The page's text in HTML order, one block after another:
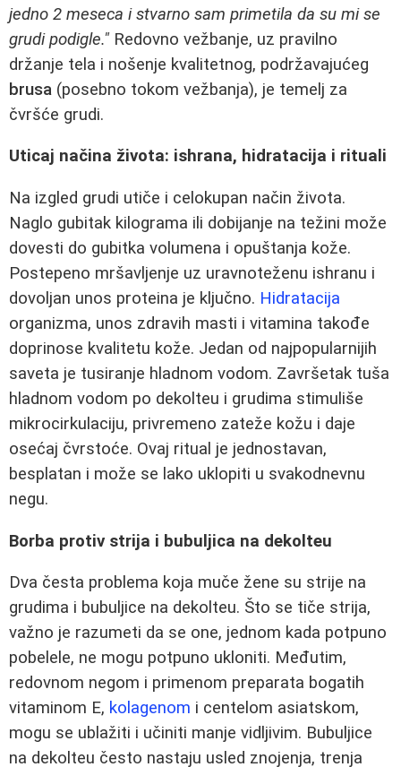
jedno 2 meseca i stvarno sam primetila da su mi se
grudi podigle." Redovno vežbanje, uz pravilno
držanje tela i nošenje kvalitetnog, podržavajućeg
brusa (posebno tokom vežbanja), je temelj za
čvršće grudi.
Uticaj načina života: ishrana, hidratacija i rituali
Na izgled grudi utiče i celokupan način života.
Naglo gubitak kilograma ili dobijanje na težini može
dovesti do gubitka volumena i opuštanja kože.
Postepeno mršavljenje uz uravnoteženu ishranu i
dovoljan unos proteina je ključno. Hidratacija
organizma, unos zdravih masti i vitamina takođe
doprinose kvalitetu kože. Jedan od najpopularnijih
saveta je tusiranje hladnom vodom. Završetak tuša
hladnom vodom po dekolteu i grudima stimuliše
mikrocirkulaciju, privremeno zateže kožu i daje
osećaj čvrstoće. Ovaj ritual je jednostavan,
besplatan i može se lako uklopiti u svakodnevnu
negu.
Borba protiv strija i bubuljica na dekolteu
Dva česta problema koja muče žene su strije na
grudima i bubuljice na dekolteu. Što se tiče strija,
važno je razumeti da se one, jednom kada potpuno
pobelele, ne mogu potpuno ukloniti. Međutim,
redovnom negom i primenom preparata bogatih
vitaminom E, kolagenom i centelom asiatskom,
mogu se ublažiti i učiniti manje vidljivim. Bubuljice
na dekolteu često nastaju usled znojenja, trenja